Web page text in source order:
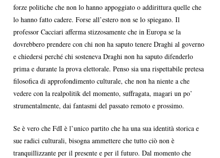
forze politiche che non lo hanno appoggiato o addirittura quelle che
lo hanno fatto cadere. Forse all’estero non se lo spiegano. Il
professor Cacciari afferma stizzosamente che in Europa se la
dovrebbero prendere con chi non ha saputo tenere Draghi al governo
e chiedersi perché chi sosteneva Draghi non ha saputo difenderlo
prima e durante la prova elettorale. Penso sia una rispettabile pretesa
filosofica di approfondimento culturale, che non ha niente a che
vedere con la realpolitik del momento, suffragata, magari un po’
strumentalmente, dai fantasmi del passato remoto e prossimo.
Se è vero che FdI è l’unico partito che ha una sua identità storica e
sue radici culturali, bisogna ammettere che tutto ciò non è
tranquillizzante per il presente e per il futuro. Dal momento che